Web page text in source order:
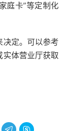
庭卡”等定制化
决定。可以参考
实体营业厅获取